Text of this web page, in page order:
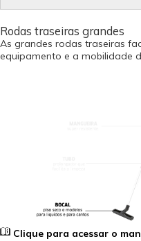
Rodas traseiras grandes
As grandes rodas traseiras
equipamento e a mobilidade
Clique para acessar o